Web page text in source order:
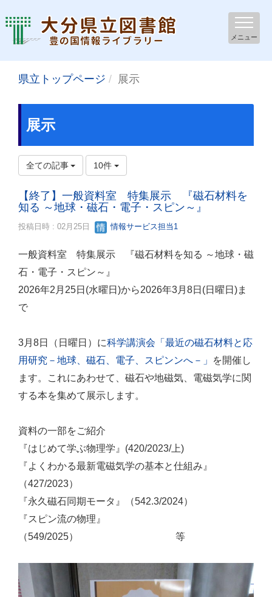
メニュー
県立トップページ 展示
展示
全ての記事 10件
【終了】一般資料室 特集展示 『磁石材料を
知る ～地球・磁石・電子・スピン～』
投稿日時 : 02月25日 情報サービス担当1
一般資料室 特集展示 『磁石材料を知る ～地球・磁
石・電子・スピン～』
2026年2月25日(水曜日)から2026年3月8日(日曜日)ま
で
3月8日（日曜日）に科学講演会「最近の磁石材料と応
用研究－地球、磁石、電子、スピンンへ－」
を開催し
ます。これにあわせて、磁石や地磁気、電磁気学に関
する本を集めて展示します。
資料の一部をご紹介
『はじめて学ぶ物理学』(420/2023/上)
『よくわかる最新電磁気学の基本と仕組み』
（427/2023）
『永久磁石同期モータ』（542.3/2024）
『スピン流の物理』
（549/2025） 等